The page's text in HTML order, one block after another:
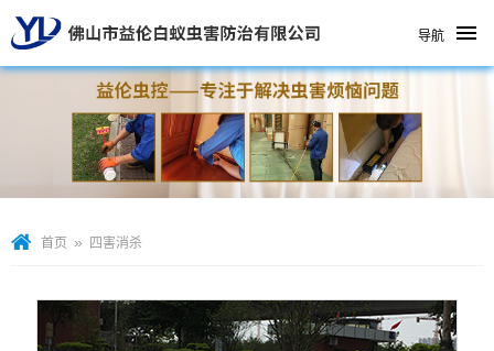
导航
首页 » 四害消杀